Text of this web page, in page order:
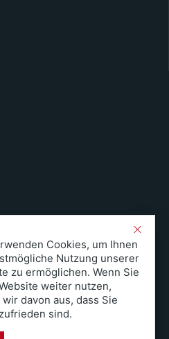
All rights reserved.
Cookies, um Ihnen
Nutzung unserer
zu ermöglichen. Wenn Sie
weiter nutzen,
davon aus, dass Sie
sind.